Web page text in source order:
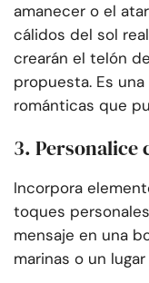
amanecer o el
cálidos del sol
crearán el telón
propuesta. Es
románticas que
3. Personalice
Incorpora
toques
mensaje en una
marinas o un